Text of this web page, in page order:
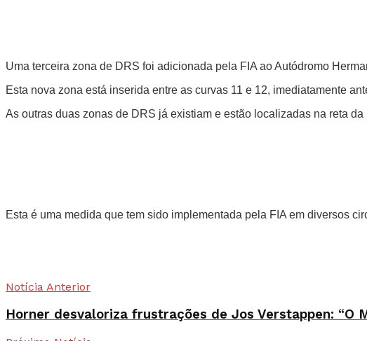
Uma terceira zona de DRS foi adicionada pela FIA ao Autódromo
Esta nova zona está inserida entre as curvas 11 e 12, imediatamente
As outras duas zonas de DRS já existiam e estão localizadas na reta
Esta é uma medida que tem sido implementada pela FIA em diversos
Notícia Anterior
Horner desvaloriza frustrações de Jos Verstappen: “O